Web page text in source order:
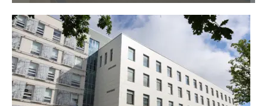
Erikoiskalusteet Mevet eläinsairaalaan. Helsinki, Suomi.